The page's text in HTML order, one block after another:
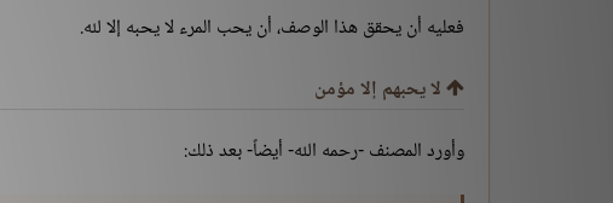
فعليه أن يحقق هذا الوصف، أن يحب المرء لا يحبه إلا لله.
لا يحبهم إلا مؤمن
وأورد المصنف -رحمه الله- أيضاً- بعد ذلك: